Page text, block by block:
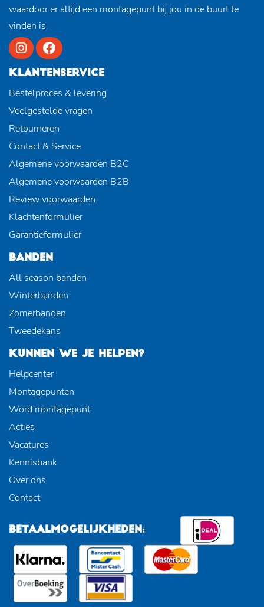
waardoor er altijd een montagepunt bij jou in de buurt te
vinden is.
KLANTENSERVICE
Bestelproces & levering
Veelgestelde vragen
Retourneren
Contact & Service
Algemene voorwaarden B2C
Algemene voorwaarden B2B
Review voorwaarden
Klachtenformulier
Garantieformulier
BANDEN
All season banden
Winterbanden
Zomerbanden
Tweedekans
KUNNEN WE JE HELPEN?
Helpcenter
Montagepunten
Word montagepunt
Acties
Vacatures
Kennisbank
Over ons
Contact
BETAALMOGELIJKHEDEN: